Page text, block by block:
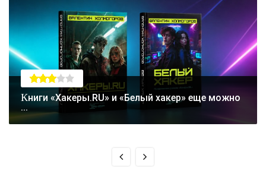
Книги «Хакеры.RU» и «Белый хакер» еще можно
...